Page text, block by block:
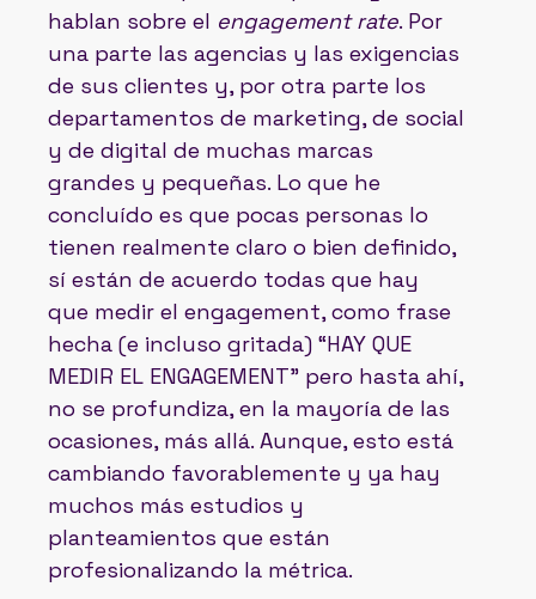
hablan sobre el engagement rate. Por
una parte las agencias y las exigencias
de sus clientes y, por otra parte los
departamentos de marketing, de social
y de digital de muchas marcas
grandes y pequeñas. Lo que he
concluído es que pocas personas lo
tienen realmente claro o bien definido,
sí están de acuerdo todas que hay
que medir el engagement, como frase
hecha (e incluso gritada) “HAY QUE
MEDIR EL ENGAGEMENT” pero hasta ahí,
no se profundiza, en la mayoría de las
ocasiones, más allá. Aunque, esto está
cambiando favorablemente y ya hay
muchos más estudios y
planteamientos que están
profesionalizando la métrica.